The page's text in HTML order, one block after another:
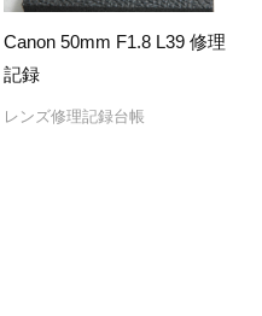
Canon 50mm F1.8 L39 修理
記録
レンズ修理記録台帳